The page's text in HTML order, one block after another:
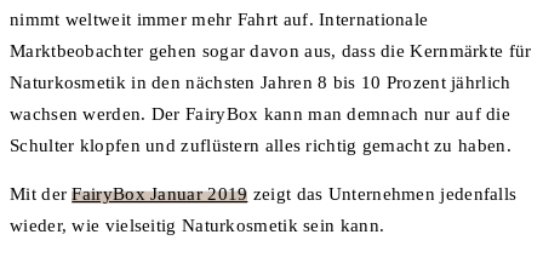
nimmt weltweit immer mehr Fahrt auf. Internationale
Marktbeobachter gehen sogar davon aus, dass die Kernmärkte für
Naturkosmetik in den nächsten Jahren 8 bis 10 Prozent jährlich
wachsen werden. Der FairyBox kann man demnach nur auf die
Schulter klopfen und zuflüstern alles richtig gemacht zu haben.
Mit derFairyBox Januar 2019 zeigt das Unternehmen jedenfalls
wieder, wie vielseitig Naturkosmetik sein kann.